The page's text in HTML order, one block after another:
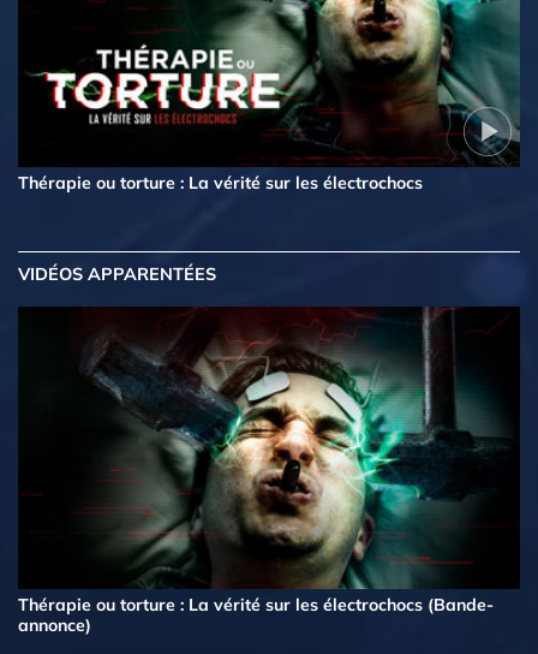
Thérapie ou torture : La vérité sur les électrochocs
VIDÉOS APPARENTÉES
Thérapie ou torture : La vérité sur les électrochocs (Bande-
annonce)